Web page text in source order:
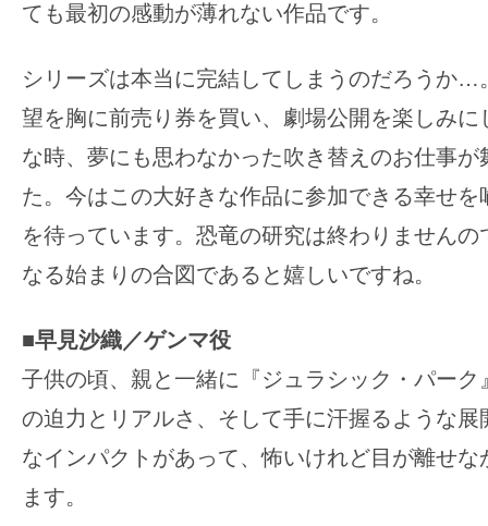
ても最初の感動が薄れない作品です。
シリーズは本当に完結してしまうのだろうか…
望を胸に前売り券を買い、劇場公開を楽しみに
な時、夢にも思わなかった吹き替えのお仕事が
た。今はこの大好きな作品に参加できる幸せ
を待っています。恐竜の研究は終わりません
なる始まりの合図であると嬉しいですね。
■早見沙織／ゲンマ役
子供の頃、親と一緒に『ジュラシック・パーク
の迫力とリアルさ、そして手に汗握るような展
なインパクトがあって、怖いけれど目が離せ
ます。